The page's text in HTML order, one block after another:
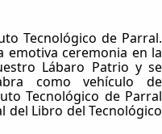
Tecnológico de Parral.
emotiva ceremonia en la
Lábaro Patrio y se
como vehículo de
Tecnológico de Parral
del Libro del Tecnológico